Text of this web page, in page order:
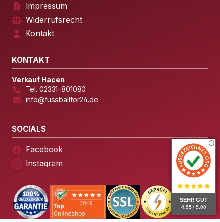
Impressum
Widerrufsrecht
Kontakt
KONTAKT
Verkauf Hagen
Tel. 02331-801080
info@fussballtor24.de
SOCIALS
Facebook
Instagram
SEHR GUT
4.95 / 5.00